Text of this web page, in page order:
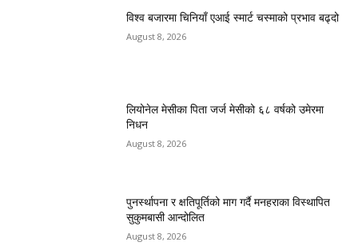
विश्व बजारमा चिनियाँ एआई स्मार्ट चस्माको प्रभाव बढ्दो
August 8, 2026
लियोनेल मेसीका पिता जर्ज मेसीको ६८ वर्षको उमेरमा
निधन
August 8, 2026
पुनर्स्थापना र क्षतिपूर्तिको माग गर्दै मनहराका विस्थापित
सुकुमबासी आन्दोलित
August 8, 2026